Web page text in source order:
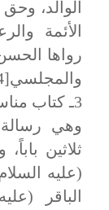
الوالد،
والمجلسي[4] وغريهم[5].
3ـ كتاب مناسك الحج.
وهي
ثلاثين
(عليه
الباقر